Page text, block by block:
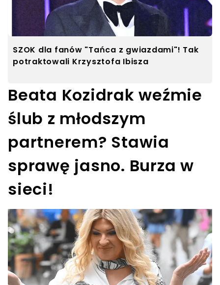
SZOK dla fanów "Tańca z gwiazdami"! Tak
potraktowali Krzysztofa Ibisza
Beata Kozidrak weźmie
ślub z młodszym
partnerem? Stawia
sprawę jasno. Burza w
sieci!